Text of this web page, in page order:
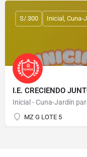
I.E. CRECIENDO
Inicial - Cuna-Jardín
MZ G LOTE 5
S/.300 Inicial, Cuna-